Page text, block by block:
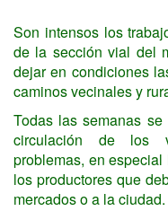
Son intensos los
de la sección vial del
dejar en condiciones
caminos vecinales y
Todas las semanas
circulación de los
problemas, en
los productores que
mercados o a la ciudad.